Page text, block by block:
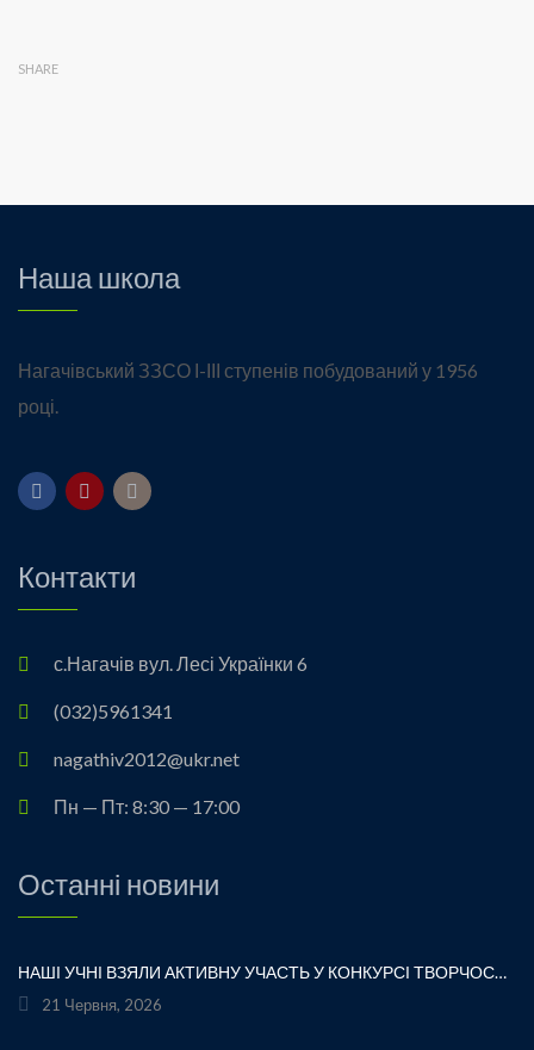
SHARE
Наша школа
Нагачівський ЗЗСО І-ІІІ ступенів побудований у 1956
році.
Контакти
с.Нагачів вул. Лесі Українки 6
(032)5961341
nagathiv2012@ukr.net
Пн — Пт: 8:30 — 17:00
Останні новини
НАШІ УЧНІ ВЗЯЛИ АКТИВНУ УЧАСТЬ У КОНКУРСІ ТВОРЧОСТІ ЛЕСІ УКРАЇНКИ «ХТО ЛЮБИТЬ УКРАЇНСЬКЕ СЛОВО» ТА БУЛИ ВІДЗНАЧЕНІ ПОДЯКАМИ ЗА СВОЮ СТАРАННІСТЬ, ТВОРЧІСТЬ І ЛЮБОВ ДО РІДНОГО СЛОВА.УРОЧИСТЕ ВРУЧЕННЯ НАГОРОД ВІДБУЛОСЯ ПІД ЧАС ФЕСТИВАЛЮ «УКРАЇНКА FEST» НА МАЛЬОВНИЧОМУ БЕРЕЗІ ЯВОРІВСЬКОГО МОРЯ. ЦЕ БУЛА ЧУДОВА НАГОДА ЩЕ РАЗ ДОТОРКНУТИСЯ ДО ТВОРЧОЇ СПАДЩИНИ ВЕЛИКОЇ УКРАЇНСЬКОЇ ПОЕТЕСИ, ВІДЧУТИ СИЛУ УКРАЇНСЬКОГО СЛОВА ТА ГОРДІСТЬ ЗА НАШИХ ТАЛАНОВИТИХ ДІТЕЙ.ВІТАЄМО УЧАСНИКІВ І БАЖАЄМО ЇМ НОВИХ ТВОРЧИХ ЗВЕРШЕНЬ!«НІ! Я ЖИВА! Я БУДУ ВІЧНО ЖИТИ! Я В СЕРЦІ МАЮ ТЕ, ЩО НЕ ВМИРАЄ». — ЛЕСЯ УКРАЇНКА
21 Червня, 2026